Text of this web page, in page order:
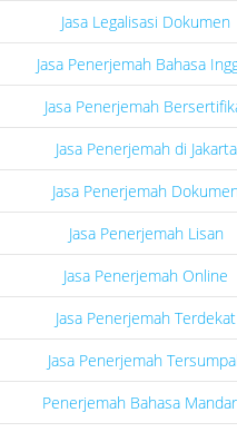
Jasa Legalisasi Dokumen
Jasa Penerjemah Bahasa
Jasa Penerjemah
Jasa Penerjemah di Jakarta
Jasa Penerjemah
Jasa Penerjemah Lisan
Jasa Penerjemah Online
Jasa Penerjemah Terdekat
Jasa Penerjemah
Penerjemah Bahasa